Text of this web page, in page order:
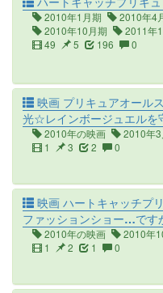
2010年1月期 2010年4
2010年10月期
2011年
49
5 196 0
映画 プリキュアオール
光☆レインボージュエルを
2010年の映画
2010年
1
3 2 0
映画 ハートキャッチプ
ファッションショー…です
2010年の映画
2010年
1
2 1 0